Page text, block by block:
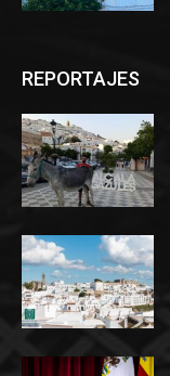
REPORTAJES